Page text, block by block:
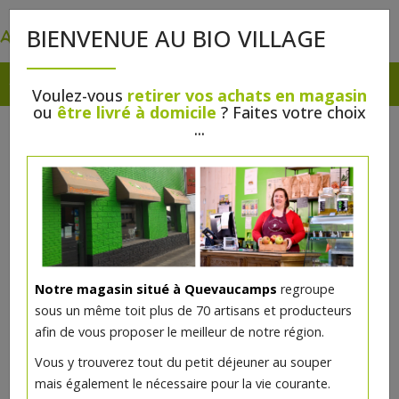
BIENVENUE AU BIO VILLAGE
Voulez-vous retirer vos achats en magasin
ou être livré à domicile ? Faites votre choix
...
Notre magasin situé à Quevaucamps regroupe
sous un même toit plus de 70 artisans et producteurs
afin de vous proposer le meilleur de notre région.
Vous y trouverez tout du petit déjeuner au souper
mais également le nécessaire pour la vie courante.
Cidre Saint Vincent 75 cl bio - Le
Verger du Sirieu